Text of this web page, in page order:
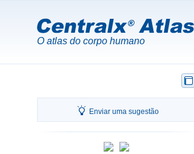
O atlas do corpo humano
Enviar uma sugestão